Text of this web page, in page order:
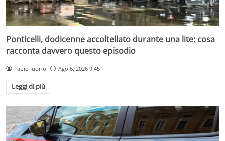
Ponticelli, dodicenne accoltellato durante una lite: cosa
racconta davvero questo episodio
Fabio Iuorio Ago 6, 2026 9:45
Leggi di più